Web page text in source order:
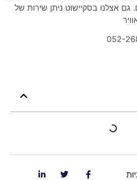
גם אצלנו בסקיישוט ניתן שירות של